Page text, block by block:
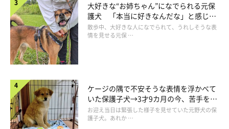
大好きな“お姉ちゃん”になでられる元保
護犬 「本当に好きなんだな」と感じる
表情にほっこり
散歩中、大好きな人になでられて、うれしそうな表
情を見せる元保 …
ケージの隅で不安そうな表情を浮かべて
いた保護子犬→3才9カ月の今、苦手を克
服し頼もしいコに成長！
お迎え当日は緊張した様子を見せていた元野犬の保
護子犬。あれか …